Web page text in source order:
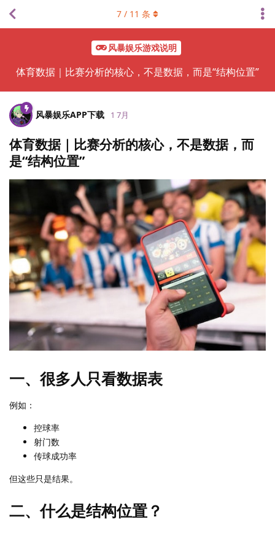
风暴娱乐游戏说明
体育数据｜比赛分析的核心，不是数据，而是“结构位置”
7 / 11 条
风暴娱乐APP下载 1 7月
体育数据｜比赛分析的核心，不是数据，而
是“结构位置”
一、很多人只看数据表
例如：
控球率
射门数
传球成功率
但这些只是结果。
二、什么是结构位置？